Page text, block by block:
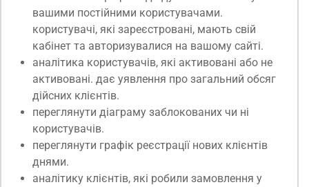
вашими постійними користувачами.
користувачі, які зареєстровані, мають свій
кабінет та авторизувалися на вашому сайті.
аналітика користувачів, які активовані або не
активовані. дає уявлення про загальний обсяг
дійсних клієнтів.
переглянути діаграму заблокованих чи ні
користувачів.
переглянути графік реєстрації нових клієнтів
днями.
аналітику клієнтів, які робили замовлення у